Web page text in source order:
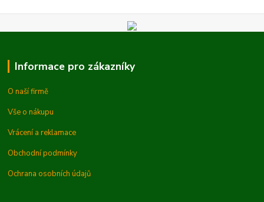
Informace pro zákazníky
O naší firmě
Vše o nákupu
Vrácení a reklamace
Obchodní podmínky
Ochrana osobních údajů